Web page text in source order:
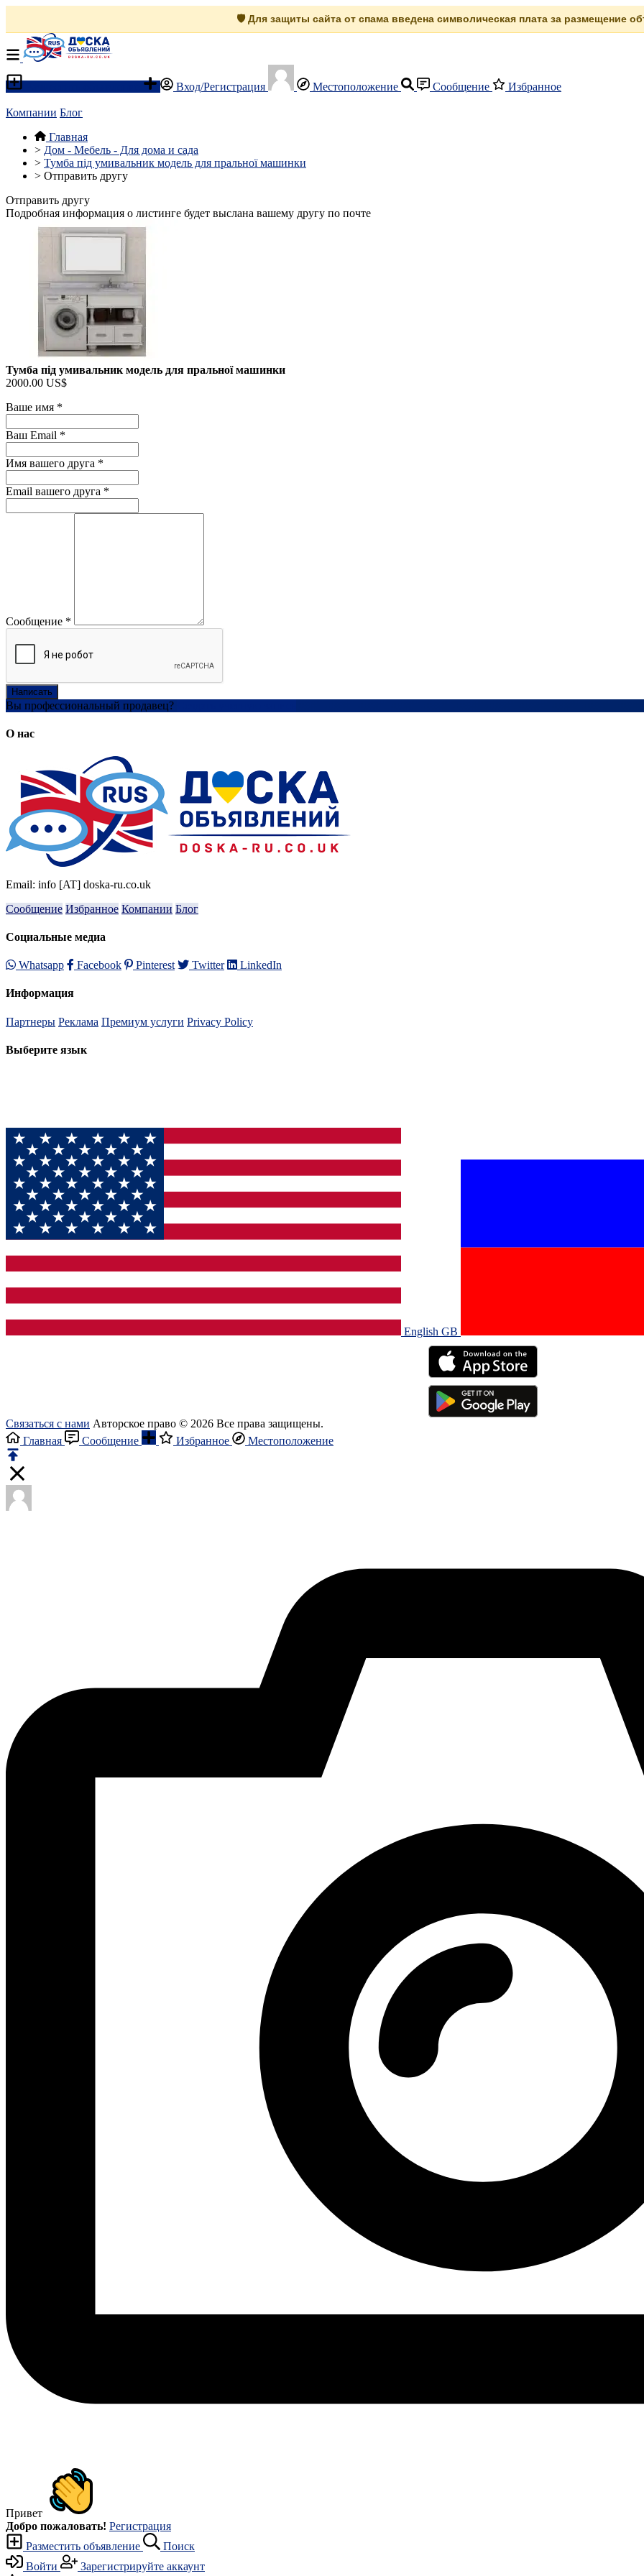
🛡️ Для защиты сайта от спама введена символическая плата за размещение
Вход/Регистрация Местоположение Сообщение Избранное
Компании Блог
Главная
> Дом - Мебель - Для дома и сада
> Тумба під умивальник модель для пральної машинки
> Отправить другу
Отправить другу
Подробная информация о листинге будет выслана вашему другу по почте
Тумба під умивальник модель для пральної машинки
2000.00 US$
Ваше имя *
Ваш Email *
Имя вашего друга *
Email вашего друга *
Сообщение *
Написать
Вы профессиональный продавец?
О нас
Email: info [AT] doska-ru.co.uk
Сообщение Избранное Компании Блог
Социальные медиа
Whatsapp Facebook Pinterest Twitter LinkedIn
Информация
Партнеры Реклама Премиум услуги Privacy Policy
Выберите язык
English GB‎
Связаться с нами Авторское право © 2026 Все права защищены.
Главная
Сообщение Избранное Местоположение
Привет
Добро пожаловать! Регистрация
Разместить объявление
Поиск
Войти
Зарегистрируйте аккаунт